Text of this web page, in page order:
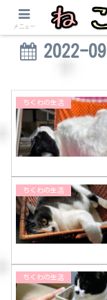
2022-09
ちくわの生活
ちくわの生活
ちくわの生活
メニュー